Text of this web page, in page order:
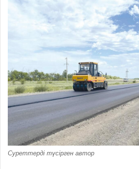
Суреттерді түсірген автор